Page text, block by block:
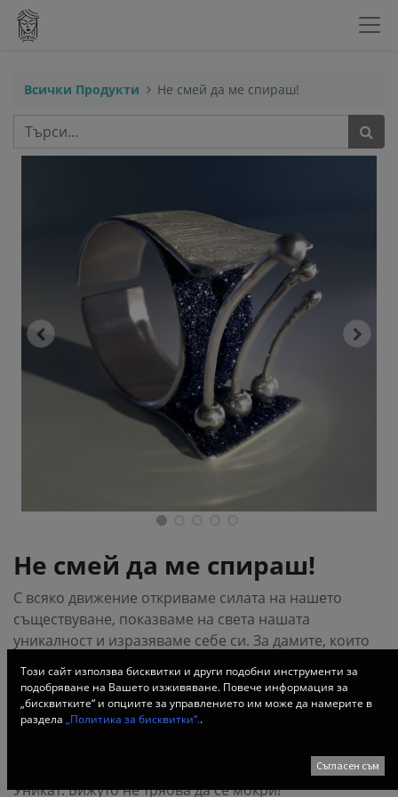
Всички Продукти Не смей да ме спираш!
Не смей да ме спираш!
С всяко движение откриваме силата на нашето
съществуване, показваме на света нашата
уникалност и изразяваме себе си. За дамите, които
пръстен с движещи се елементи ще им напомня за
ритъма на душата им и за техните мечти.
комбиниран с бляскав, биоразградим брокат.
Уникат. Бижуто не трябва да се мокри!
Този сайт използва бисквитки и други подобни инструменти за
подобряване на Вашето изживяване. Повече информация за
„бисквитките“ и опциите за управлението им може да намерите в
раздела „Политика за бисквитки“..
Съгласен съм